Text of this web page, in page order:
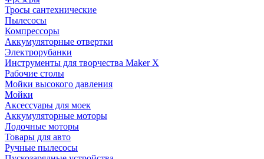
Тросы сантехнические
Пылесосы
Компрессоры
Аккумуляторные отвертки
Электрорубанки
Инструменты для творчества Maker X
Рабочие столы
Мойки высокого давления
Мойки
Аксессуары для моек
Аккумуляторные моторы
Лодочные моторы
Товары для авто
Ручные пылесосы